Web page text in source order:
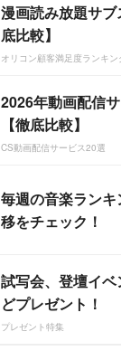
漫画読み放題サ
底比較】
オリコン顧客満足度ランキン
2026年動画配信
【徹底比較】
CS動画配信サービス20選
毎週の音楽ラン
移をチェック！
試写会、登壇イ
どプレゼント！
プレゼント特集